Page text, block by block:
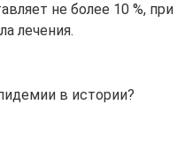
не более 10 %, при
лечения.
в истории?